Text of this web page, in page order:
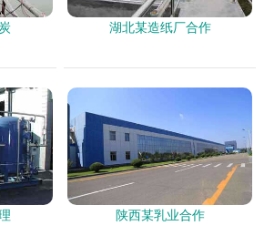
湖北某造纸厂合作
陕西某乳业合作